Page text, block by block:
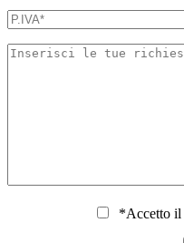
*Accetto il